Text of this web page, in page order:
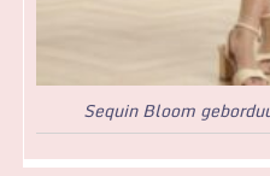
Sequin Bloom